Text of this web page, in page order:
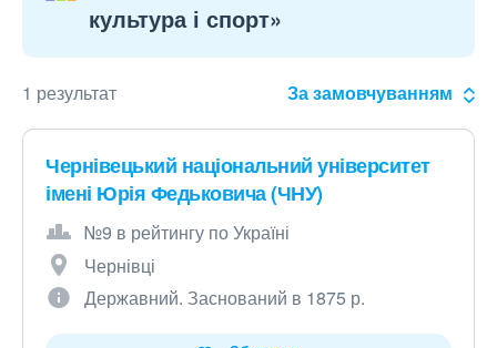
культура і спорт»
1 результат За замовчуванням
Чернівецький національний університет
імені Юрія Федьковича (ЧНУ)
№9 в рейтингу по Україні
Чернівці
Державний. Заснований в 1875 р.